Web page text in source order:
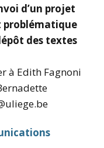
d’un projet
des textes
à Edith Fagnoni